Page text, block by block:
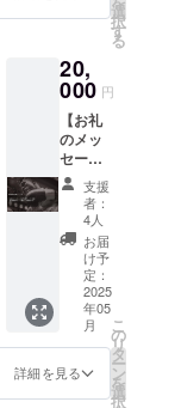
【5/24
試合 亀
写真
デー
タ】 当
日の写
真デー
タを一
枚お送
りしま
す。
【5/24
試合 横
断幕フ
ルネー
ム掲
載】 試
合へ向
けて、
選
択
す
る
20,
000 円
【お礼
のメッ
セー
ジ】 感
謝の気
持ちを
込め
て、お
礼の
メッ
セージ
をお送
りしま
す。
【5/24
支援
者：
4人
お届
け予
定：
2025
年05
月
詳細を見る
こ
の
リ
タ
ー
ン
を
選
択